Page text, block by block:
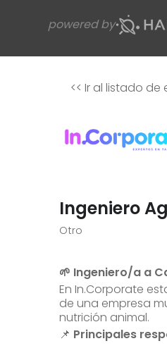
powered by
<< Ir al listado de
Ingeniero
Otro
🌱 Ingeniero/a a
En In.Corporate
de una empresa
nutrición animal.
📌 Principales